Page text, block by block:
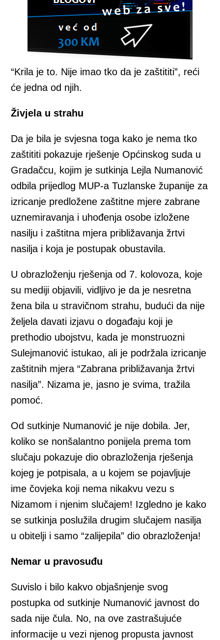
“Krila je to. Nije imao tko da je zaštititi”, reći
će jedna od njih.
Živjela u strahu
Da je bila je svjesna toga kako je nema tko
zaštititi pokazuje rješenje Općinskog suda u
Gradačcu, kojim je sutkinja Lejla Numanović
odbila prijedlog MUP-a Tuzlanske županije za
izricanje predložene zaštitne mjere zabrane
uznemiravanja i uhođenja osobe izložene
nasilju i zaštitna mjera približavanja žrtvi
nasilja i koja je postupak obustavila.
U obrazloženju rješenja od 7. kolovoza, koje
su mediji objavili, vidljivo je da je nesretna
žena bila u stravičnom strahu, budući da nije
željela davati izjavu o događaju koji je
prethodio ubojstvu, kada je monstruozni
Sulejmanović istukao, ali je podržala izricanje
zaštitnih mjera “Zabrana približavanja žrtvi
nasilja”. Nizama je, jasno je svima, tražila
pomoć.
Od sutkinje Numanović je nije dobila. Jer,
koliko se nonšalantno ponijela prema tom
slučaju pokazuje dio obrazloženja rješenja
kojeg je potpisala, a u kojem se pojavljuje
ime čovjeka koji nema nikakvu vezu s
Nizamom i njenim slučajem! Izgledno je kako
se sutkinja poslužila drugim slučajem nasilja
u obitelji i samo “zalijepila” dio obrazloženja!
Nemar u pravosuđu
Suvislo i bilo kakvo objašnjenje svog
postupka od sutkinje Numanović javnost do
sada nije čula. No, na ove zastrašujuće
informacije u vezi njenog propusta javnost